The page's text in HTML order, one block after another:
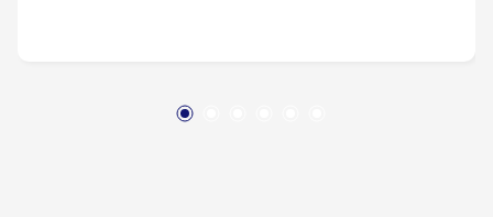
galpão oferece um amplo espaço interno,